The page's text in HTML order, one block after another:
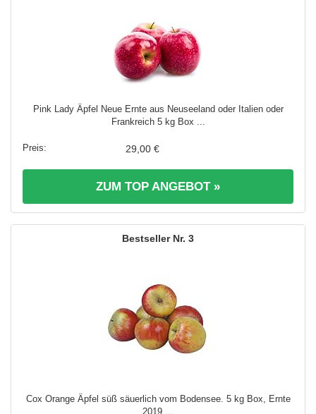
Pink Lady Äpfel Neue Ernte aus Neuseeland oder Italien oder
Frankreich 5 kg Box ...
29,00 €
ZUM TOP ANGEBOT »
3
Cox Orange Äpfel süß säuerlich vom Bodensee. 5 kg Box, Ernte
2019 ...